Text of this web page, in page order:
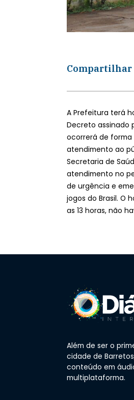
Compartilhar
A Prefeitura terá
Decreto assinado
ocorrerá de forma
atendimento ao
Secretaria de
atendimento no
de urgência e
jogos do Brasil. O
as 13 horas, não
Além de ser o
cidade de
conteúdo em
multiplataforma.